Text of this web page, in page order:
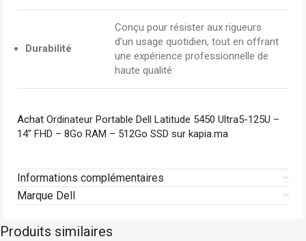
Durabilité
Conçu pour résister aux rigueurs
d’un usage quotidien, tout en offrant
une expérience professionnelle de
haute qualité
Achat Ordinateur Portable Dell Latitude 5450 Ultra5-125U –
14″ FHD – 8Go RAM – 512Go SSD sur kapia.ma
Informations complémentaires
Marque Dell
Produits similaires
Asus